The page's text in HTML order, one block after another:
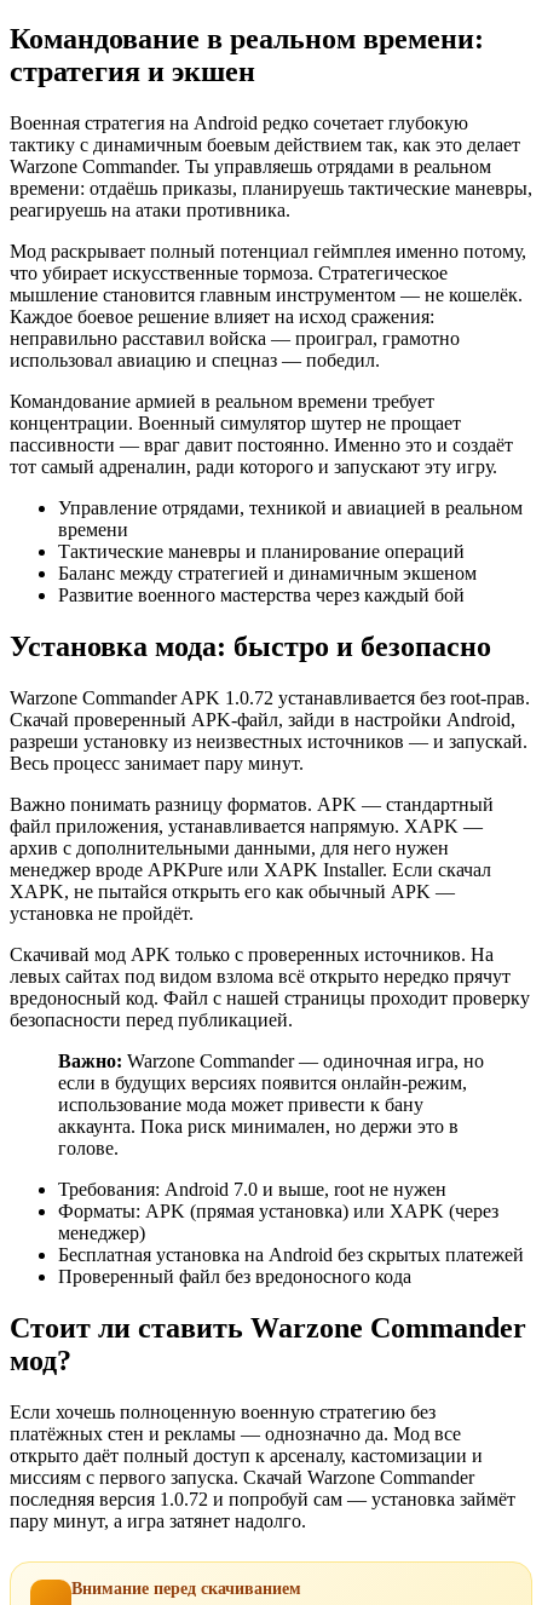
Командование в реальном времени:
стратегия и экшен
Военная стратегия на Android редко сочетает глубокую
тактику с динамичным боевым действием так, как это делает
Warzone Commander. Ты управляешь отрядами в реальном
времени: отдаёшь приказы, планируешь тактические маневры,
реагируешь на атаки противника.
Мод раскрывает полный потенциал геймплея именно потому,
что убирает искусственные тормоза. Стратегическое
мышление становится главным инструментом — не кошелёк.
Каждое боевое решение влияет на исход сражения:
неправильно расставил войска — проиграл, грамотно
использовал авиацию и спецназ — победил.
Командование армией в реальном времени требует
концентрации. Военный симулятор шутер не прощает
пассивности — враг давит постоянно. Именно это и создаёт
тот самый адреналин, ради которого и запускают эту игру.
Управление отрядами, техникой и авиацией в реальном
времени
Тактические маневры и планирование операций
Баланс между стратегией и динамичным экшеном
Развитие военного мастерства через каждый бой
Установка мода: быстро и безопасно
Warzone Commander APK 1.0.72 устанавливается без root-прав.
Скачай проверенный APK-файл, зайди в настройки Android,
разреши установку из неизвестных источников — и запускай.
Весь процесс занимает пару минут.
Важно понимать разницу форматов. APK — стандартный
файл приложения, устанавливается напрямую. XAPK —
архив с дополнительными данными, для него нужен
менеджер вроде APKPure или XAPK Installer. Если скачал
XAPK, не пытайся открыть его как обычный APK —
установка не пройдёт.
Скачивай мод APK только с проверенных источников. На
левых сайтах под видом взлома всё открыто нередко прячут
вредоносный код. Файл с нашей страницы проходит проверку
безопасности перед публикацией.
Важно: Warzone Commander — одиночная игра, но
если в будущих версиях появится онлайн-режим,
использование мода может привести к бану
аккаунта. Пока риск минимален, но держи это в
голове.
Требования: Android 7.0 и выше, root не нужен
Форматы: APK (прямая установка) или XAPK (через
менеджер)
Бесплатная установка на Android без скрытых платежей
Проверенный файл без вредоносного кода
Стоит ли ставить Warzone Commander
мод?
Если хочешь полноценную военную стратегию без
платёжных стен и рекламы — однозначно да. Мод все
открыто даёт полный доступ к арсеналу, кастомизации и
миссиям с первого запуска. Скачай Warzone Commander
последняя версия 1.0.72 и попробуй сам — установка займёт
пару минут, а игра затянет надолго.
Внимание перед скачиванием